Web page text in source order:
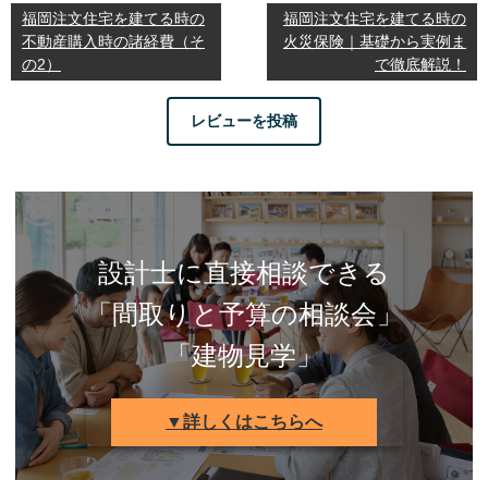
福岡注文住宅を建てる時の
不動産購入時の諸経費（そ
の2）
福岡注文住宅を建てる時の
火災保険｜基礎から実例ま
で徹底解説！
レビューを投稿
設計士に直接相談できる
「間取りと予算の相談会」
「建物見学」
▼詳しくはこちらへ